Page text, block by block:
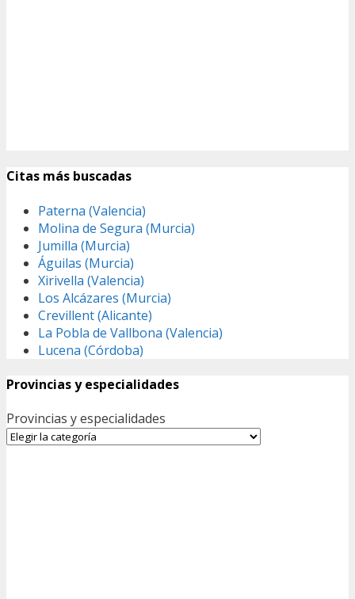
Citas más buscadas
Paterna (Valencia)
Molina de Segura (Murcia)
Jumilla (Murcia)
Águilas (Murcia)
Xirivella (Valencia)
Los Alcázares (Murcia)
Crevillent (Alicante)
La Pobla de Vallbona (Valencia)
Lucena (Córdoba)
Provincias y especialidades
Provincias y especialidades